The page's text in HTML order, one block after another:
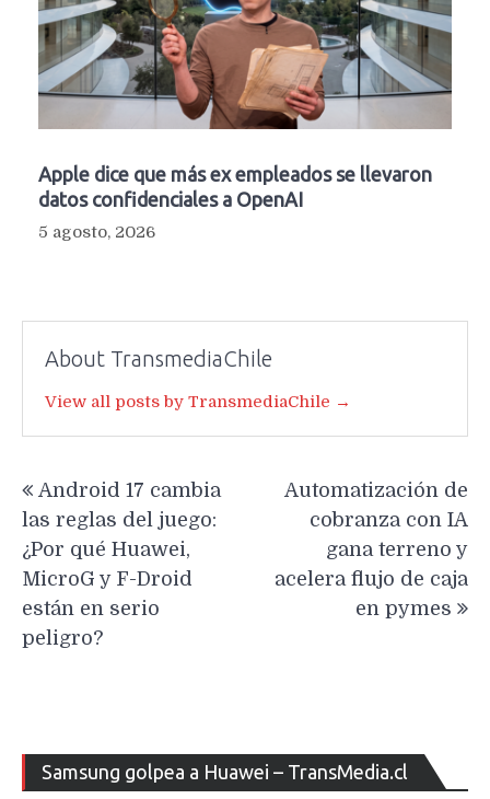
Apple dice que más ex empleados se llevaron
datos confidenciales a OpenAI
5 agosto, 2026
About TransmediaChile
View all posts by TransmediaChile →
de
entradas
Android 17 cambia
las reglas del juego:
¿Por qué Huawei,
MicroG y F-Droid
están en serio
peligro?
Automatización de
cobranza con IA
gana terreno y
acelera flujo de caja
en pymes
Samsung golpea a Huawei – TransMedia.cl
de